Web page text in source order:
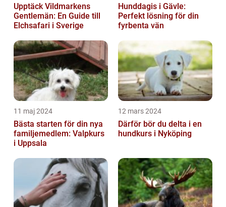
Upptäck Vildmarkens
Gentlemän: En Guide till
Elchsafari i Sverige
Hunddagis i Gävle:
Perfekt lösning för din
fyrbenta vän
11 maj 2024
Bästa starten för din nya
familjemedlem: Valpkurs
i Uppsala
12 mars 2024
Därför bör du delta i en
hundkurs i Nyköping